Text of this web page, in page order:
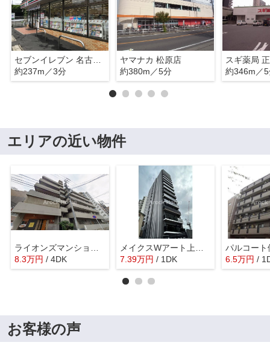
セブンイレブン 名古屋松原3丁目店
約237m／3分
ヤマナカ 松原店
約380m／5分
スギ薬局
約346m／
エリアの近い物件
8.3万円 / 4DK
7.39万円 / 1DK
パルコート
6.5万円 /
お客様の声